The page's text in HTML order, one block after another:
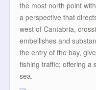
the most north point
a perspective that
west of Cantabria,
embellishes and
the entry of the bay,
fishing traffic; offering a
sea.